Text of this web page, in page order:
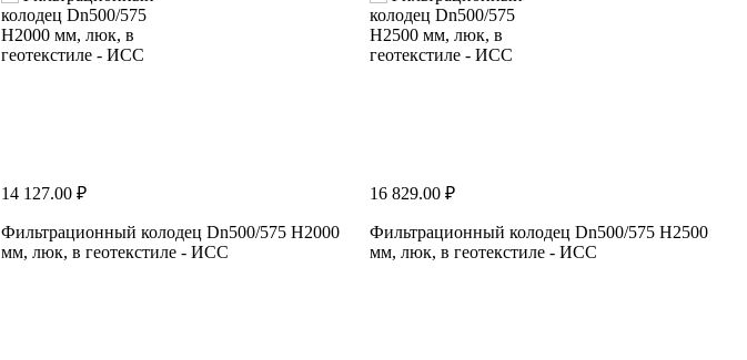
14 127.00 ₽
Фильтрационный колодец Dn500/575 H2000
мм, люк, в геотекстиле - ИСС
16 829.00 ₽
Фильтрационный колодец Dn500/575 H2500
мм, люк, в геотекстиле - ИСС